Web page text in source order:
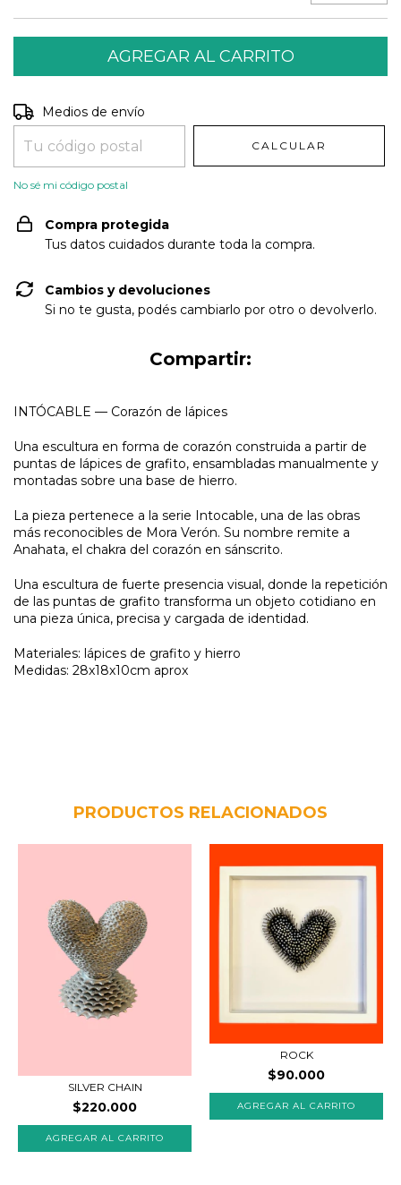
Entregas para el CP:
Medios de envío
CALCULAR
No sé mi código postal
Compra protegida
Tus datos cuidados durante toda la compra.
Cambios y devoluciones
Si no te gusta, podés cambiarlo por otro o devolverlo.
Compartir:
INTÓCABLE — Corazón de lápices
Una escultura en forma de corazón construida a partir de
puntas de lápices de grafito, ensambladas manualmente y
montadas sobre una base de hierro.
La pieza pertenece a la serie Intocable, una de las obras
más reconocibles de Mora Verón. Su nombre remite a
Anahata, el chakra del corazón en sánscrito.
Una escultura de fuerte presencia visual, donde la repetición
de las puntas de grafito transforma un objeto cotidiano en
una pieza única, precisa y cargada de identidad.
Materiales: lápices de grafito y hierro
Medidas: 28x18x10cm aprox
PRODUCTOS RELACIONADOS
SILVER CHAIN
$220.000
ROCK
$90.000
AGREGAR AL CARRITO